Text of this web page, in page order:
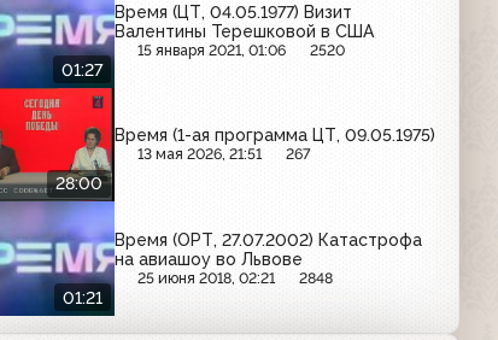
01:27
Время (ЦТ, 04.05.1977) Визит
Валентины Терешковой в США
15 января 2021, 01:06 2520
28:00
Время (1-ая программа ЦТ, 09.05.1975)
13 мая 2026, 21:51 267
01:21
Время (ОРТ, 27.07.2002) Катастрофа
на авиашоу во Львове
25 июня 2018, 02:21 2848